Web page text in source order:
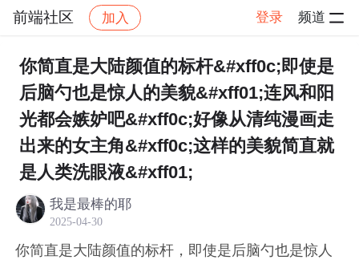
前端社区 加入 登录 频道
社区 前端社区 感慨 帖子详情
你简直是大陆颜值的标杆&#xff0c;即使是
后脑勺也是惊人的美貌&#xff01;连风和阳
光都会嫉妒吧&#xff0c;好像从清纯漫画走
出来的女主角&#xff0c;这样的美貌简直就
是人类洗眼液&#xff01;
我是最棒的耶
2025-04-30
你简直是大陆颜值的标杆，即使是后脑勺也是惊人